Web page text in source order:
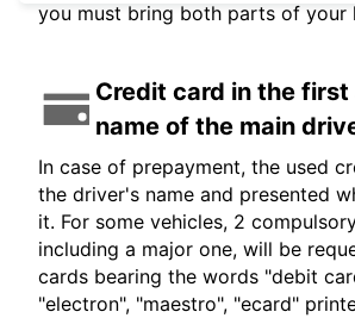
you must bring both parts of your
Credit card in the first
name of the main
In case of prepayment, the used
the driver's name and presented
it. For some vehicles, 2
including a major one, will be
cards bearing the words "debit
"electron", "maestro", "ecard"